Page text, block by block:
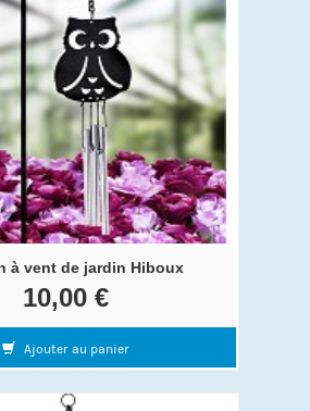
à vent de jardin Hiboux
10,00 €
Ajouter au panier